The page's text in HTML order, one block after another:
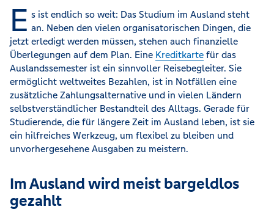
E s ist endlich so weit: Das Studium im Ausland steht
an. Neben den vielen organisatorischen Dingen, die
jetzt erledigt werden müssen, stehen auch finanzielle
Überlegungen auf dem Plan. Eine Kreditkarte für das
Auslandssemester ist ein sinnvoller Reisebegleiter. Sie
ermöglicht weltweites Bezahlen, ist in Notfällen eine
zusätzliche Zahlungsalternative und in vielen Ländern
selbstverständlicher Bestandteil des Alltags. Gerade für
Studierende, die für längere Zeit im Ausland leben, ist sie
ein hilfreiches Werkzeug, um flexibel zu bleiben und
unvorhergesehene Ausgaben zu meistern.
Im Ausland wird meist bargeldlos
gezahlt